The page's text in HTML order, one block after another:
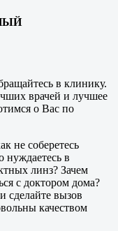
в клинику.
врачей и лучшее
о Вас по
не соберетесь
нуждаетесь в
линз? Зачем
с доктором дома?
вызов
качеством